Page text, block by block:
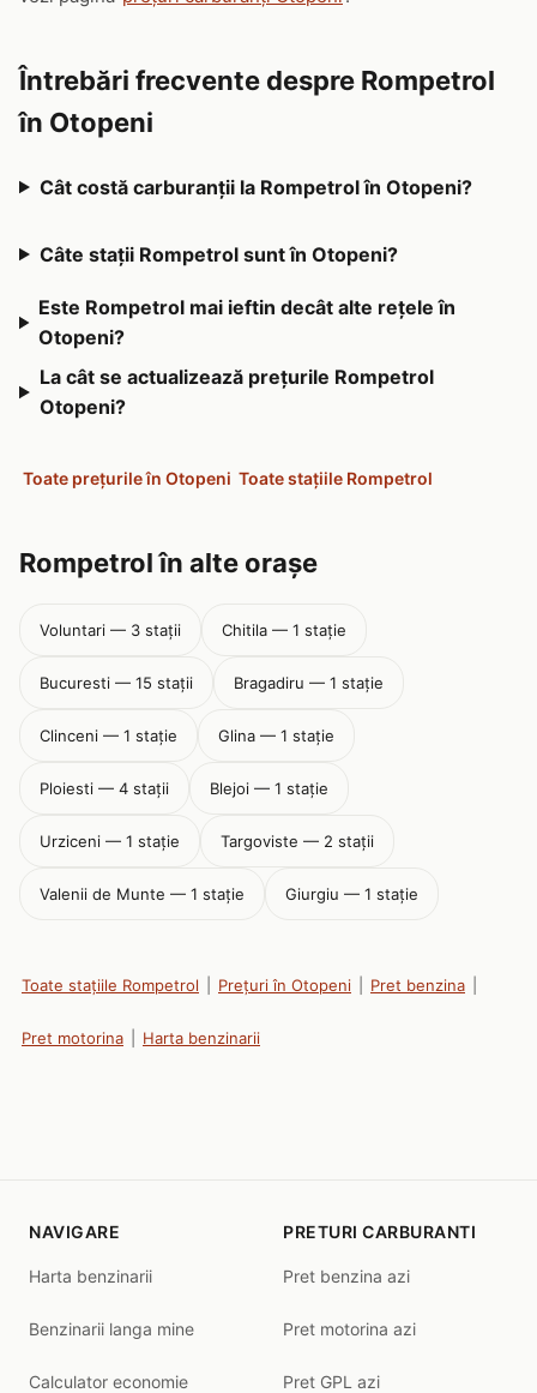
Întrebări frecvente despre Rompetrol
în Otopeni
Cât costă carburanții la Rompetrol în Otopeni?
Câte stații Rompetrol sunt în Otopeni?
Este Rompetrol mai ieftin decât alte rețele în
Otopeni?
La cât se actualizează prețurile Rompetrol
Otopeni?
Toate prețurile în Otopeni Toate stațiile Rompetrol
Rompetrol în alte orașe
Voluntari — 3 stații Chitila — 1 stație
Bucuresti — 15 stații Bragadiru — 1 stație
Clinceni — 1 stație Glina — 1 stație
Ploiesti — 4 stații Blejoi — 1 stație
Urziceni — 1 stație Targoviste — 2 stații
Valenii de Munte — 1 stație Giurgiu — 1 stație
Toate stațiile Rompetrol Prețuri în Otopeni Pret benzina
Pret motorina Harta benzinarii
NAVIGARE
Harta benzinarii
Benzinarii langa mine
Calculator economie
PRETURI CARBURANTI
Pret benzina azi
Pret motorina azi
Pret GPL azi